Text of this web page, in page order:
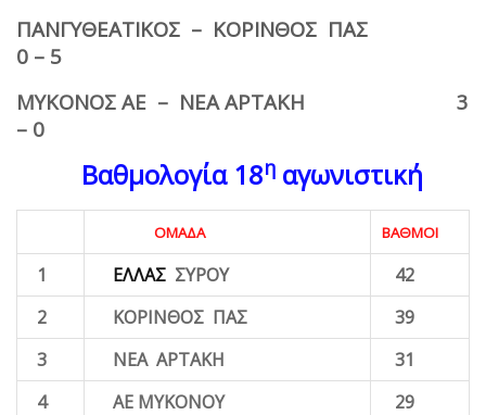
ΠΑΝΓΥΘΕΑΤΙΚΟΣ – ΚΟΡΙΝΘΟΣ ΠΑΣ
0 – 5
ΜΥΚΟΝΟΣ ΑΕ – ΝΕΑ ΑΡΤΑΚΗ 3
– 0
Βαθμολογία 18η αγωνιστική
ΟΜΑΔΑ ΒΑΘΜΟΙ
1 ΕΛΛΑΣ ΣΥΡΟΥ
42
2
ΚΟΡΙΝΘΟΣ ΠΑΣ
39
3
ΝΕΑ ΑΡΤΑΚΗ
31
4
ΑΕ ΜΥΚΟΝΟΥ
29